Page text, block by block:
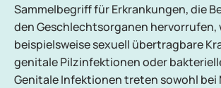
Sammelbegriff für Erkrankungen, die
den Geschlechtsorganen hervorrufen,
beispielsweise sexuell übertragbare
genitale Pilzinfektionen oder
Genitale Infektionen treten sowohl bei